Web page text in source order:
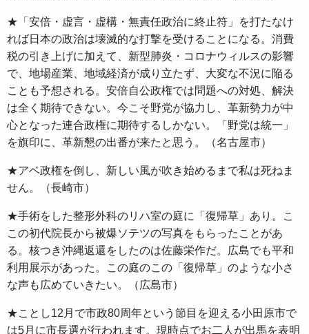
★「安倍・虚言・虚構・無責任政治に終止符」を打たなけ
れば日本の政治は壊滅的な打撃を受けることになる。消費
税の引き上げに加えて、新型肺炎・コロナウィルスの影響
で、地場産業、地域経済が成り立たず、大変な不況に陥る
ことも予想される。安倍自公政権では問題への対処、解決
は全く期待できない。今こそ野党が協力し、革新勢力が中
心となった連合政権に期待するしかない。「野党は統一」
を旗印に、革新懇の出番が来たと思う。（名古屋市）
★アベ政権を倒し、新しい風が吹き始めるまで私は死ねま
せん。（長崎市）
★手術をした整形外科のリハ室の庭に「復帰草」あり。こ
この初代院長から被爆ソテツの写真をもらったことがあ
る。核つき沖縄返還をしたのは佐藤栄作だ。広島でも平和
利用展示があった。この庭のこの「復帰草」のような小さ
な声も広めていきたい。（広島市）
★ことし12月で市政80周年という節目を迎える小田原市で
は5月に市長選が行われます。現時点でお二人が出馬を表明